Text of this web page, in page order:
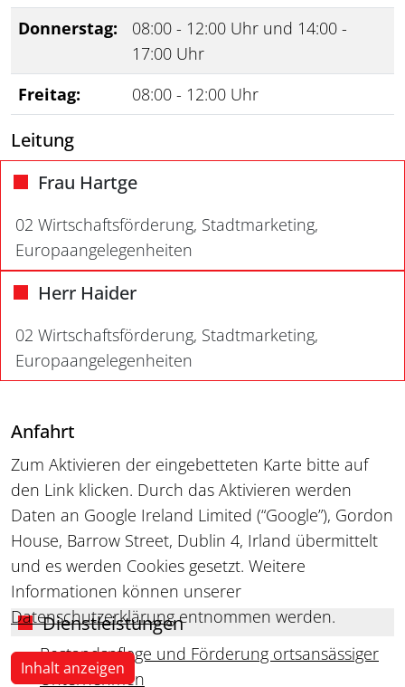
Donnerstag:
08:00 - 12:00 Uhr und 14:00 -
17:00 Uhr
Freitag:
08:00 - 12:00 Uhr
Leitung
Frau Hartge
02 Wirtschaftsförderung, Stadtmarketing,
Europaangelegenheiten
Herr Haider
02 Wirtschaftsförderung, Stadtmarketing,
Europaangelegenheiten
Anfahrt
Zum Aktivieren der eingebetteten Karte bitte auf
den Link klicken. Durch das Aktivieren werden
Daten an Google Ireland Limited (“Google”), Gordon
House, Barrow Street, Dublin 4, Irland übermittelt
und es werden Cookies gesetzt. Weitere
Informationen können unserer
Datenschutzerklärungentnommen werden.
Inhalt anzeigen
Dienstleistungen
Bestandspflege und Förderung ortsansässiger
Unternehmen